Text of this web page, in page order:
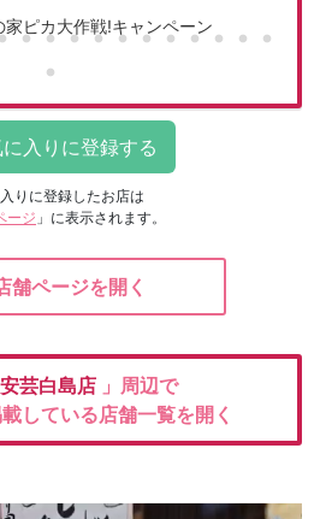
家ピカ大作戦!キャンペーン
りに登録したお店は
ージ 」に表示されます。
舗ページを開く
安芸白島店 」周辺で
している店舗一覧を開く